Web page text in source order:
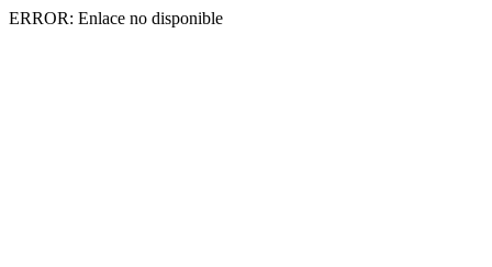
ERROR: Enlace no disponible